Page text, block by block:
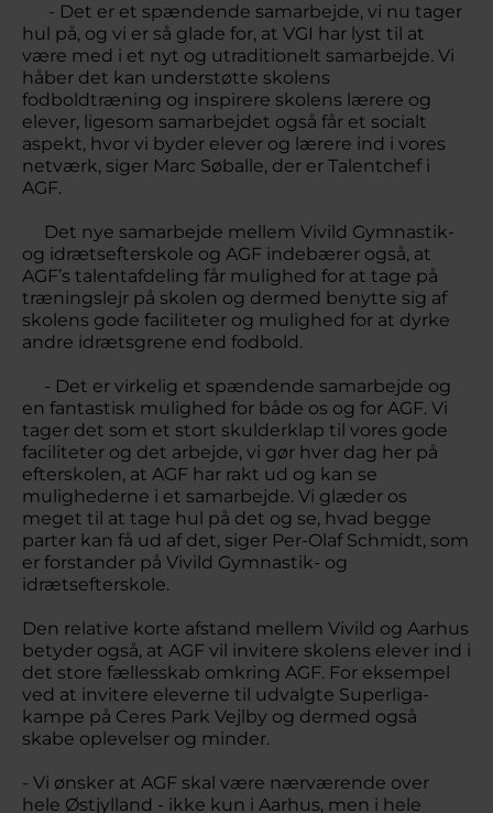
- Det er et spændende samarbejde, vi nu tager
hul på, og vi er så glade for, at VGI har lyst til at
være med i et nyt og utraditionelt samarbejde. Vi
håber det kan understøtte skolens
fodboldtræning og inspirere skolens lærere og
elever, ligesom samarbejdet også får et socialt
aspekt, hvor vi byder elever og lærere ind i vores
netværk, siger Marc Søballe, der er Talentchef i
AGF.
Det nye samarbejde mellem Vivild Gymnastik-
og idrætsefterskole og AGF indebærer også, at
AGF’s talentafdeling får mulighed for at tage på
træningslejr på skolen og dermed benytte sig af
skolens gode faciliteter og mulighed for at dyrke
andre idrætsgrene end fodbold.
- Det er virkelig et spændende samarbejde og
en fantastisk mulighed for både os og for AGF. Vi
tager det som et stort skulderklap til vores gode
faciliteter og det arbejde, vi gør hver dag her på
efterskolen, at AGF har rakt ud og kan se
mulighederne i et samarbejde. Vi glæder os
meget til at tage hul på det og se, hvad begge
parter kan få ud af det, siger Per-Olaf Schmidt, som
er forstander på Vivild Gymnastik- og
idrætsefterskole.
Den relative korte afstand mellem Vivild og Aarhus
betyder også, at AGF vil invitere skolens elever ind i
det store fællesskab omkring AGF. For eksempel
ved at invitere eleverne til udvalgte Superliga-
kampe på Ceres Park Vejlby og dermed også
skabe oplevelser og minder.
- Vi ønsker at AGF skal være nærværende over
hele Østjylland - ikke kun i Aarhus, men i hele